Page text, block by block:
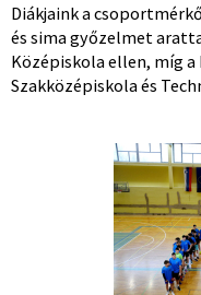
Diákjaink a
és sima győzelmet
Középiskola ellen, míg
Szakközépiskola és